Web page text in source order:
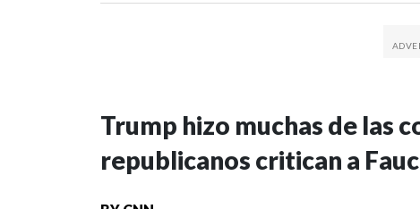
Trump hizo muchas de las
republicanos critican a